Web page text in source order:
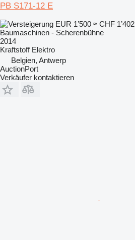
PB S171-12 E
EUR 1’500 ≈ CHF 1’402
Baumaschinen - Scherenbühne
2014
Kraftstoff Elektro
Belgien, Antwerp
AuctionPort
Verkäufer kontaktieren